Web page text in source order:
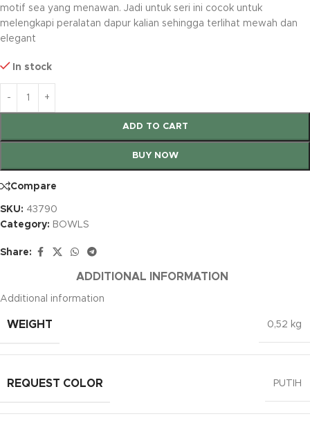
motif sea yang menawan. Jadi untuk seri ini cocok untuk
melengkapi peralatan dapur kalian sehingga terlihat mewah dan
elegant
In stock
ADD TO CART
BUY NOW
Compare
SKU: 43790
Category: BOWLS
Share:
ADDITIONAL INFORMATION
Additional information
WEIGHT 0,52 kg
REQUEST COLOR PUTIH